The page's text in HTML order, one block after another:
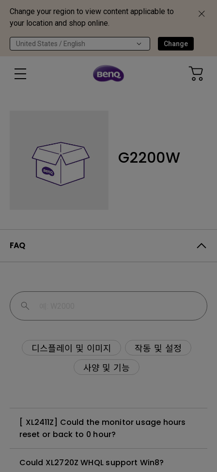
Change your region to view content applicable to
your location and shop online.
United States / English Change
G2200W
FAQ
디스플레이 및 이미지
작동 및 설정
사양 및 기능
[ XL2411Z] Could the monitor usage hours
reset or back to 0 hour?
Could XL2720Z WHQL support Win8?